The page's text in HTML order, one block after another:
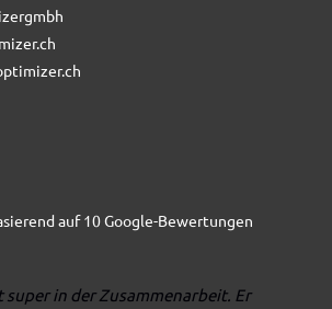
auf 10 Google-Bewertungen
super in der Zusammenarbeit. Er